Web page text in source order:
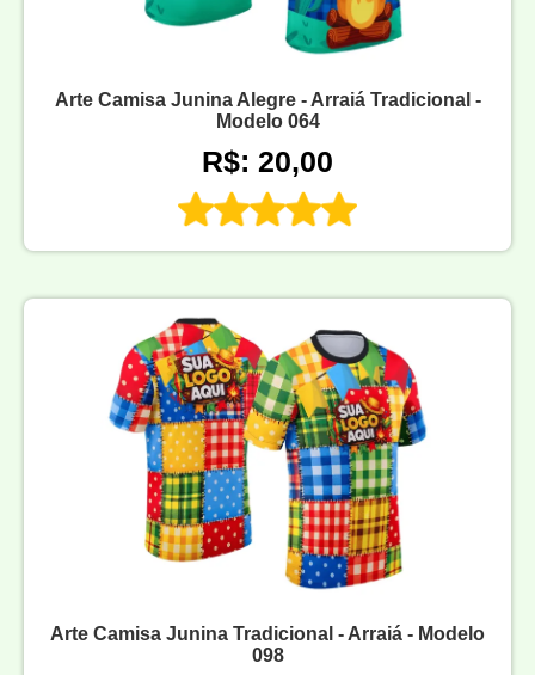
Arte Camisa Junina Alegre - Arraiá Tradicional -
Modelo 064
R$: 20,00
Arte Camisa Junina Tradicional - Arraiá - Modelo
098